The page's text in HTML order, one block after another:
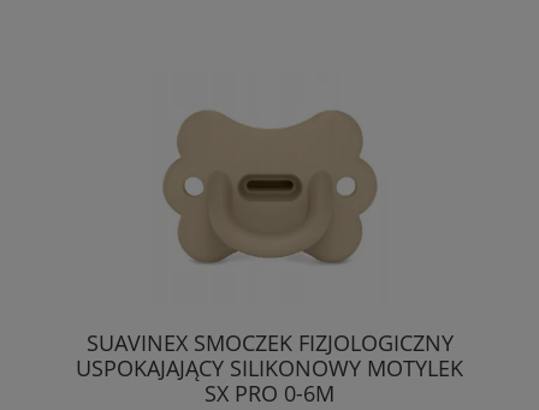
SUAVINEX SMOCZEK FIZJOLOGICZNY
USPOKAJAJĄCY SILIKONOWY MOTYLEK
SX PRO 0-6M